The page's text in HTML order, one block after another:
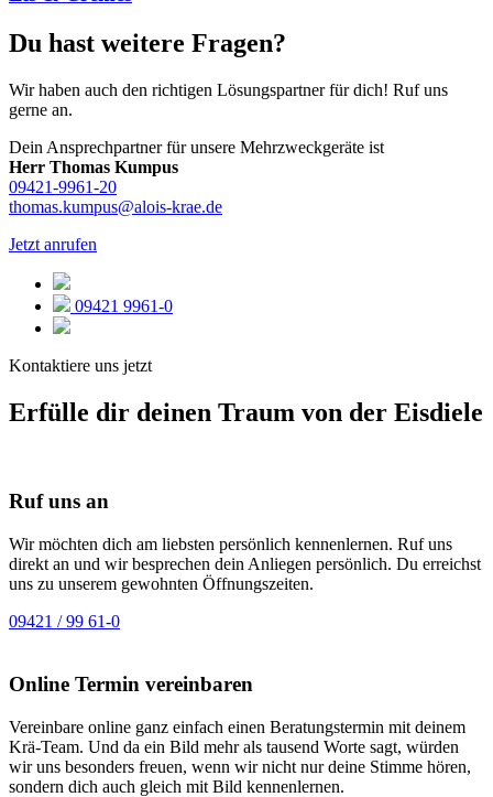
Du hast weitere Fragen?
Wir haben auch den richtigen Lösungspartner für dich! Ruf uns
gerne an.
Dein Ansprechpartner für unsere Mehrzweckgeräte ist
Herr Thomas Kumpus
09421-9961-20
thomas.kumpus@alois-krae.de
Jetzt anrufen
09421 9961-0
Kontaktiere uns jetzt
Erfülle dir deinen Traum von der Eisdiele
Ruf uns an
Wir möchten dich am liebsten persönlich kennenlernen. Ruf uns
direkt an und wir besprechen dein Anliegen persönlich. Du erreichst
uns zu unserem gewohnten Öffnungszeiten.
09421 / 99 61-0
Online Termin vereinbaren
Vereinbare online ganz einfach einen Beratungstermin mit deinem
Krä-Team. Und da ein Bild mehr als tausend Worte sagt, würden
wir uns besonders freuen, wenn wir nicht nur deine Stimme hören,
sondern dich auch gleich mit Bild kennenlernen.